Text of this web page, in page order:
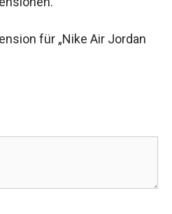
für „Nike Air Jordan